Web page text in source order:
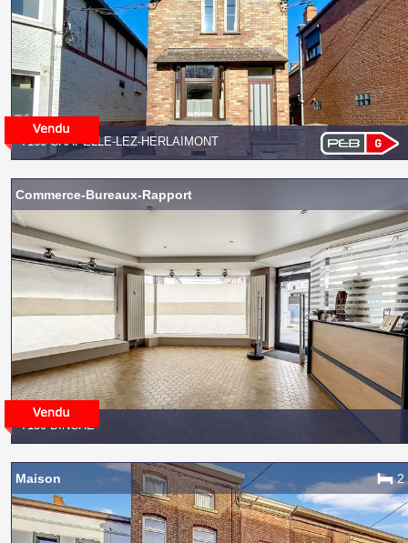
7160 CHAPELLE-LEZ-HERLAIMONT
7130 BINCHE
Commerce-Bureaux-Rapport
Maison 2